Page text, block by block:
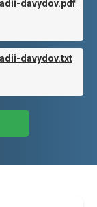
davydov.pdf
davydov.txt